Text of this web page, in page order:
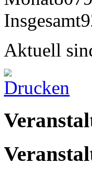
Insgesamt
Aktuell